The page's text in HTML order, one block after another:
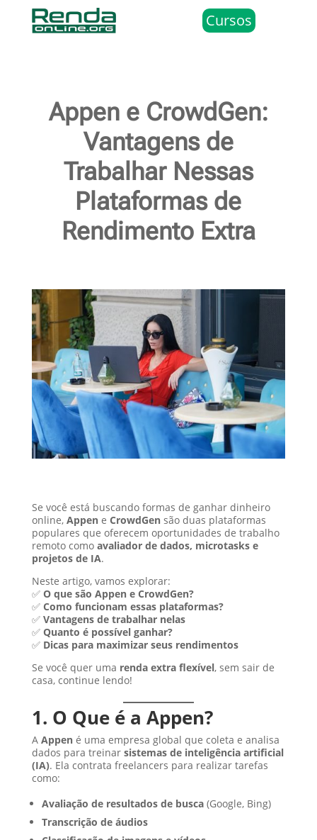
Cursos
Appen e CrowdGen:
Vantagens de
Trabalhar Nessas
Plataformas de
Rendimento Extra
Se você está buscando formas de ganhar dinheiro
online, Appene CrowdGensão duas plataformas
populares que oferecem oportunidades de trabalho
remoto como avaliador de dados, microtasks e
projetos de IA.
Neste artigo, vamos explorar:
✅ O que são Appen e CrowdGen?
✅ Como funcionam essas plataformas?
✅ Vantagens de trabalhar nelas
✅ Quanto é possível ganhar?
✅ Dicas para maximizar seus rendimentos
Se você quer uma renda extra flexível, sem sair de
casa, continue lendo!
1. O Que é a Appen?
A Appené uma empresa global que coleta e analisa
dados para treinar sistemas de inteligência artificial
(IA). Ela contrata freelancers para realizar tarefas
como:
Avaliação de resultados de busca(Google, Bing)
Transcrição de áudios